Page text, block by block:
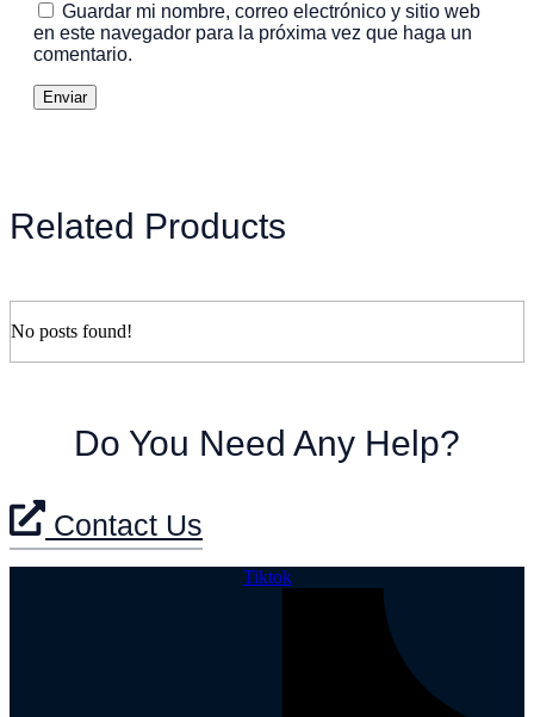
Guardar mi nombre, correo electrónico y sitio web
en este navegador para la próxima vez que haga un
comentario.
Related Products
No posts found!
Do You Need Any Help?
Contact Us
Tiktok